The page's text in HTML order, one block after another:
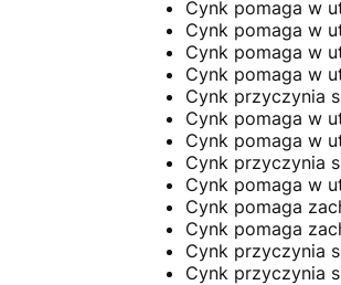
Cynk pomaga w
Cynk pomaga w
Cynk pomaga w
Cynk pomaga w
Cynk przyczynia
Cynk pomaga w
Cynk pomaga w
Cynk przyczynia
Cynk pomaga w
Cynk pomaga
Cynk pomaga
Cynk przyczynia
Cynk przyczynia